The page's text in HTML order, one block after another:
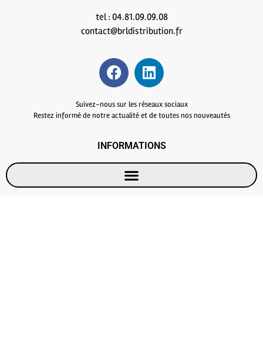
tel : 04.81.09.09.08
contact@brldistribution.fr
Suivez-nous sur les réseaux sociaux
Restez informé de notre actualité et de toutes nos nouveautés
INFORMATIONS